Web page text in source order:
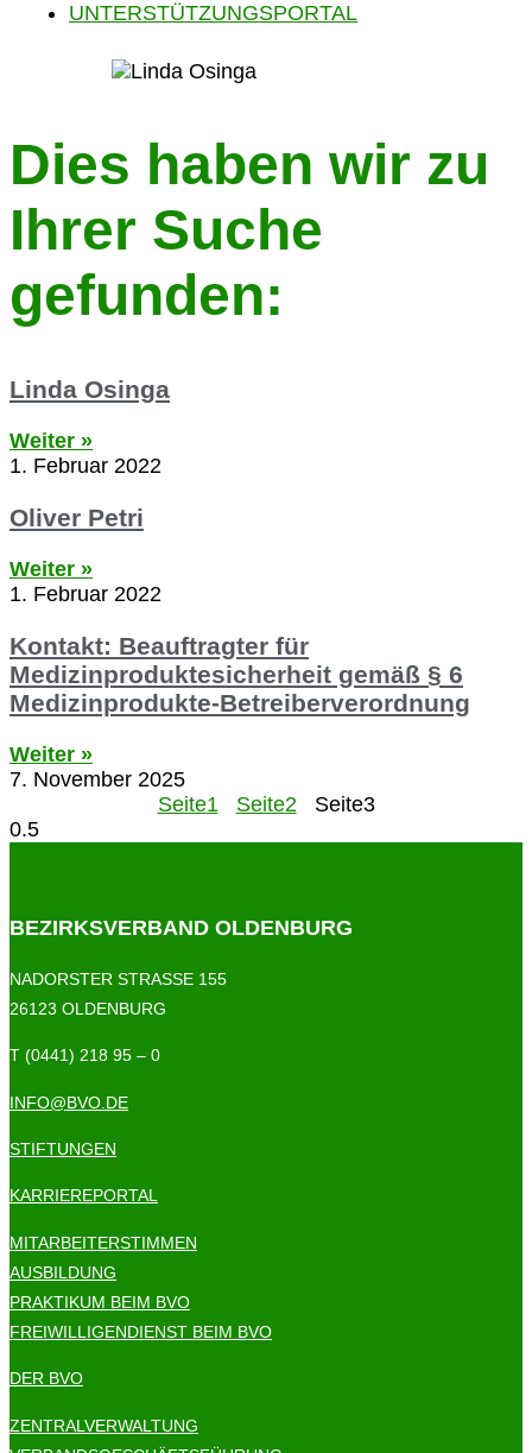
UNTERSTÜTZUNGSPORTAL
Dies haben wir zu
Ihrer Suche
gefunden:
Linda Osinga
Weiter »
1. Februar 2022
Oliver Petri
Weiter »
1. Februar 2022
Kontakt: Beauftragter für
Medizinproduktesicherheit gemäß § 6
Medizinprodukte-Betreiberverordnung
Weiter »
7. November 2025
Seite1 Seite2 Seite3
BEZIRKSVERBAND OLDENBURG
NADORSTER STRASSE 155
26123 OLDENBURG
T (0441) 218 95 – 0
INFO@BVO.DE
STIFTUNGEN
KARRIEREPORTAL
MITARBEITERSTIMMEN
AUSBILDUNG
PRAKTIKUM BEIM BVO
FREIWILLIGENDIENST BEIM BVO
DER BVO
ZENTRALVERWALTUNG